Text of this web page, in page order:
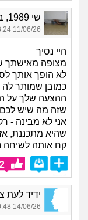
שי 1989, בת 37
11/06/26 13:24
היי נסיך
מצופה מאישתך
לא הופך אותך
כמובן שמותר לה
ההצעה שלך על
שזה מה שיש
אני לא מבינה -
שהיא מתכננת, אז 14 שנים נזרקות
קח אותה לשיחה
ידיד לעת
14/06/26 10:48